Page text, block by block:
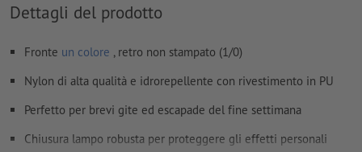
Non correggiamo errori di ortografia e sintassi
Dettagli del prodotto
Fronte un colore , retro non stampato (1/0)
Nylon di alta qualità e idrorepellente con rivestimento in PU
Perfetto per brevi gite ed escapade del fine settimana
Chiusura lampo robusta per proteggere gli effetti personali